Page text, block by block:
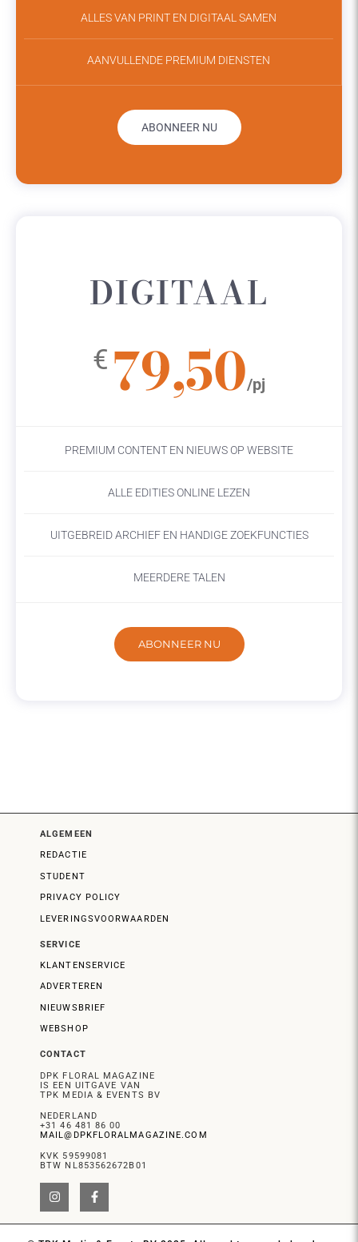
ALLES VAN PRINT EN DIGITAAL SAMEN
AANVULLENDE PREMIUM DIENSTEN
ABONNEER NU
DIGITAAL
€ 79,50/pj
PREMIUM CONTENT EN NIEUWS OP WEBSITE
ALLE EDITIES ONLINE LEZEN
UITGEBREID ARCHIEF EN HANDIGE ZOEKFUNCTIES
MEERDERE TALEN
ABONNEER NU
ALGEMEEN
REDACTIE
STUDENT
PRIVACY POLICY
LEVERINGSVOORWAARDEN
SERVICE
KLANTENSERVICE
ADVERTEREN
NIEUWSBRIEF
WEBSHOP
CONTACT
DPK FLORAL MAGAZINE
IS EEN UITGAVE VAN
TPK MEDIA & EVENTS BV
NEDERLAND
+31 46 481 86 00
MAIL@DPKFLORALMAGAZINE.COM
KVK 59599081
BTW NL853562672B01